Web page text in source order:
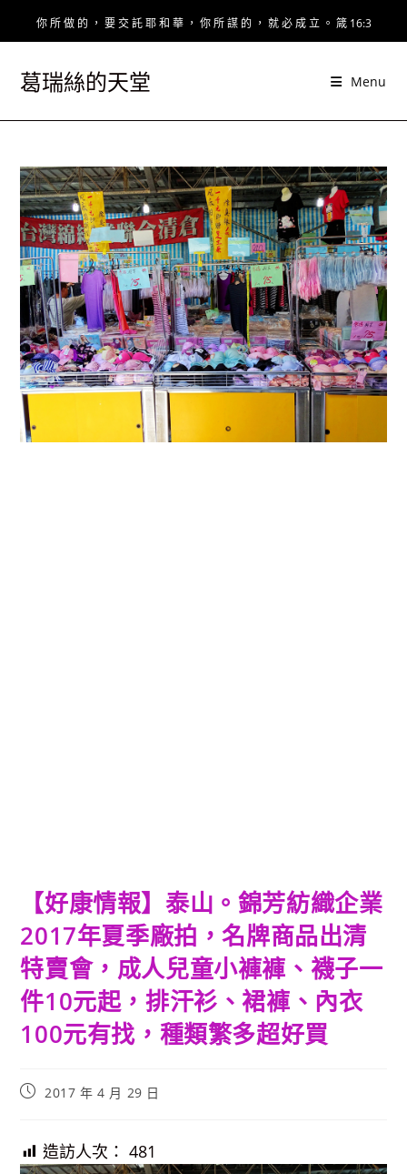
你 所 做 的 ， 要 交 託 耶 和 華 ， 你 所 謀 的 ， 就 必 成 立 。 箴 16:3
葛瑞絲的天堂 Menu
【好康情報】泰山。錦芳紡織企業
2017年夏季廠拍，名牌商品出清
特賣會，成人兒童小褲褲、襪子一
件10元起，排汗衫、裙褲、內衣
100元有找，種類繁多超好買
Post2017 年 4 月 29 日
造訪人次： 481